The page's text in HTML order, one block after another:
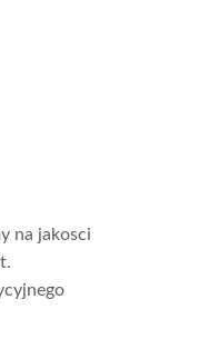
na jakosci